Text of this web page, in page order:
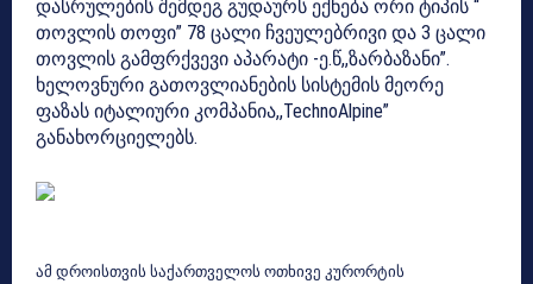
დასრულების შემდეგ გუდაურს ექნება ორი ტიპის “
თოვლის თოფი” 78 ცალი ჩვეულებრივი და 3 ცალი
თოვლის გამფრქვევი აპარატი -ე.წ,,ზარბაზანი”.
ხელოვნური გათოვლიანების სისტემის მეორე
ფაზას იტალიური კომპანია,,TechnoAlpine”
განახორციელებს.
ამ დროისთვის საქართველოს ოთხივე კურორტის